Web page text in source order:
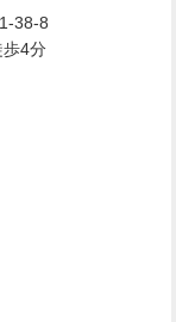
38-8
4分